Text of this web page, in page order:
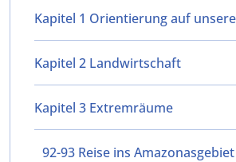
Kapitel 1 Orientierung auf
Kapitel 2 Landwirtschaft
Kapitel 3 Extremräume
92-93 Reise ins Amazonasgebiet